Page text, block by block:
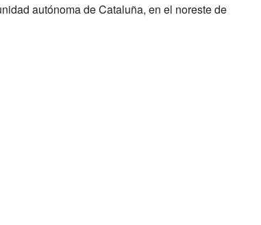
autónoma de Cataluña, en el noreste de